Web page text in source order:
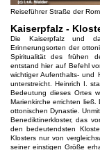
Reiseführer Straße der
Kaiserpfalz -
Die Kaiserpfalz und
Erinnerungsorten der
Spiritualität des frühen
entstand hier auf Befehl
wichtiger Aufenthalts- und
unterstreicht. Heinrich I.
Bedeutung dieses Ortes
Marienkirche errichten
ottonischen Dynastie.
Benediktinerkloster, das
den bedeutendsten
Klosters nur von
seiner einstigen Größe